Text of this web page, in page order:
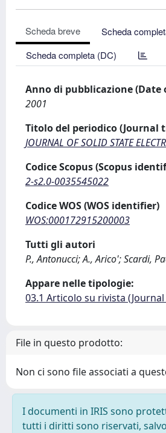
Scheda breve
Scheda
Scheda completa (DC)
Anno di pubblicazione
2001
Titolo del periodico (Journal
JOURNAL OF SOLID STATE
Codice Scopus (Scopus
2-s2.0-0035545022
Codice WOS (WOS identifier)
WOS:000172915200003
Tutti gli autori
P., Antonucci; A., Arico'; Scardi,
Appare nelle tipologie:
03.1 Articolo su rivista
File in questo prodotto:
Non ci sono file associati a
I documenti in IRIS sono
tutti i diritti sono riservati,